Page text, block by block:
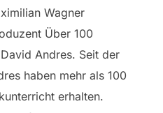
Wagner
Über 100
Andres. Seit der
haben mehr als 100
erhalten.